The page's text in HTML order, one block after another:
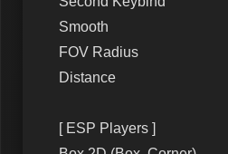
Smooth
FOV Radius
Distance
[ ESP Players ]